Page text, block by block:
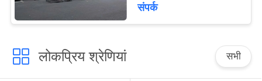
पुन: उपयोग प्रणाली
संपर्क
लोकप्रिय श्रेणियां सभी